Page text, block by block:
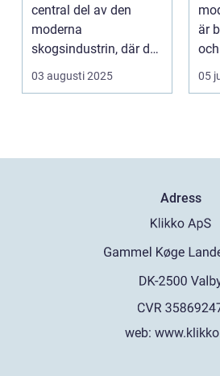
central del av den
moderna
skogsindustrin, där de
används för a...
03 augusti 2025
är
05
Adress
web: